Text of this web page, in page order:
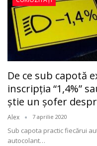
De ce sub capotă
inscripţia “1,4%”
ştie un şofer
Alex 7 aprilie 2020
Sub capota practic fiecărui
autocolant…